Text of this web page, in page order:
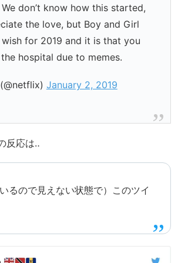
We don’t know how this started,
the love, but Boy and Girl
for 2019 and it is that you
hospital due to memes.
January 2, 2019
反応は‥
るので見えない状態で）このツイ